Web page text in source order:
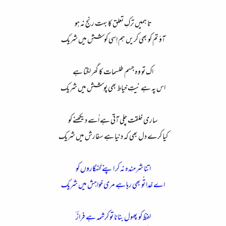
تا ہمیں ترکِ تعلق کا بہت رنج نہ ہو
آؤ تم کو بھی کریں ہم اِسی کوشش میں شریک
اک تو وہ جسم طلسمات کا گھر لگتا ہے
اس پہ ہے نیتِ خیاط بھی پوشش میں شریک
ساری خلقت چلی آتی ہے اُسے دیکھنے کو
کیا کرے دل بھی کہ دنیا ہے سفارش میں شریک
اتنا شرمندہ نہ کر اپنے گنہگاروں کو
اے خدا تُو بھی رہا ہے مری خواہش میں شریک
لفظ کو پھول بنانا تو کرشمہ ہے فرازؔ